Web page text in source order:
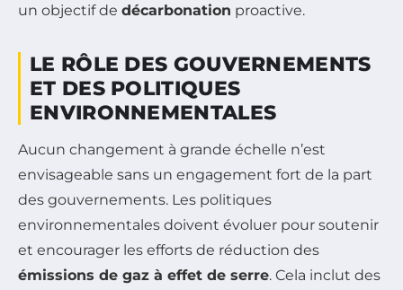
un objectif de décarbonation proactive.
LE RÔLE DES GOUVERNEMENTS
ET DES POLITIQUES
ENVIRONNEMENTALES
Aucun changement à grande échelle n’est
envisageable sans un engagement fort de la part
des gouvernements. Les politiques
environnementales doivent évoluer pour soutenir
et encourager les efforts de réduction des
émissions de gaz à effet de serre. Cela inclut des